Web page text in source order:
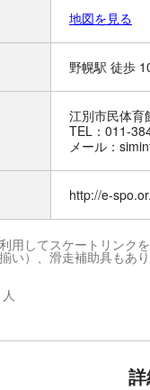
地図を見る
野幌駅 徒歩
江別市民体育
TEL：011-
メール：
http://e-
用してスケートリンクを
い）、滑走補助具もあり